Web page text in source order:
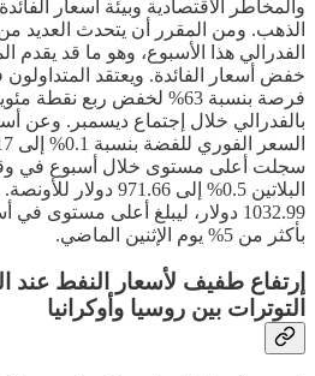
والمخاطر الاقتصادية وبيئة أسعار
الذهب. ومن المقرر أن يتحدث العديد
الفدرالي هذا الأسبوع، وهو ما قد
خفض أسعار الفائدة. ويعتقد
فرصة بنسبة 63% لخفض ربع
بالفدرالي خلال إجتماع ديسمبر. وعن
سجلت أعلى مستوى خلال أسبوع في
1032.99 دولار، ليبلغ أعلى مستوى
بأكثر من 5% يوم الإثنين الماضي.
إرتفاع طفيف لأسعار النفط عند
التوترات بين روسيا وأوكرانيا